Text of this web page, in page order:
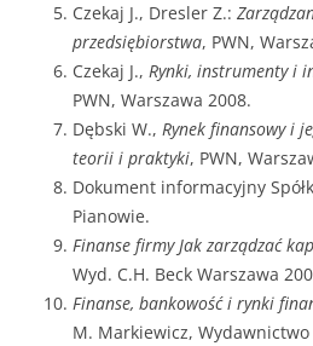
Czekaj J., Dresler Z.:
przedsiębiorstwa, PWN,
Czekaj J., Rynki, instrumenty i
PWN, Warszawa 2008.
Dębski W., Rynek finansowy i
teorii i praktyki, PWN,
Dokument informacyjny
Pianowie.
Finanse firmy Jak zarządzać
Wyd. C.H. Beck Warszawa
Finanse, bankowość i rynki
M. Markiewicz,